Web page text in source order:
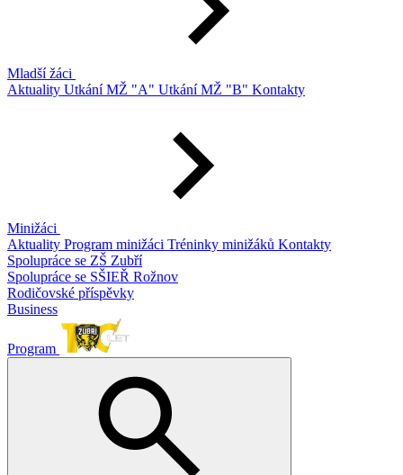
Mladší žáci
Aktuality Utkání MŽ "A" Utkání MŽ "B" Kontakty
Minižáci
Aktuality Program minižáci Tréninky minižáků Kontakty
Spolupráce se ZŠ Zubří
Spolupráce se SŠIEŘ Rožnov
Rodičovské příspěvky
Business
Program